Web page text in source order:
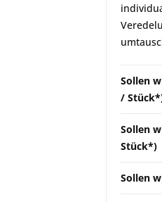
Sollen
/
Sollen
Stück*)
Sollen